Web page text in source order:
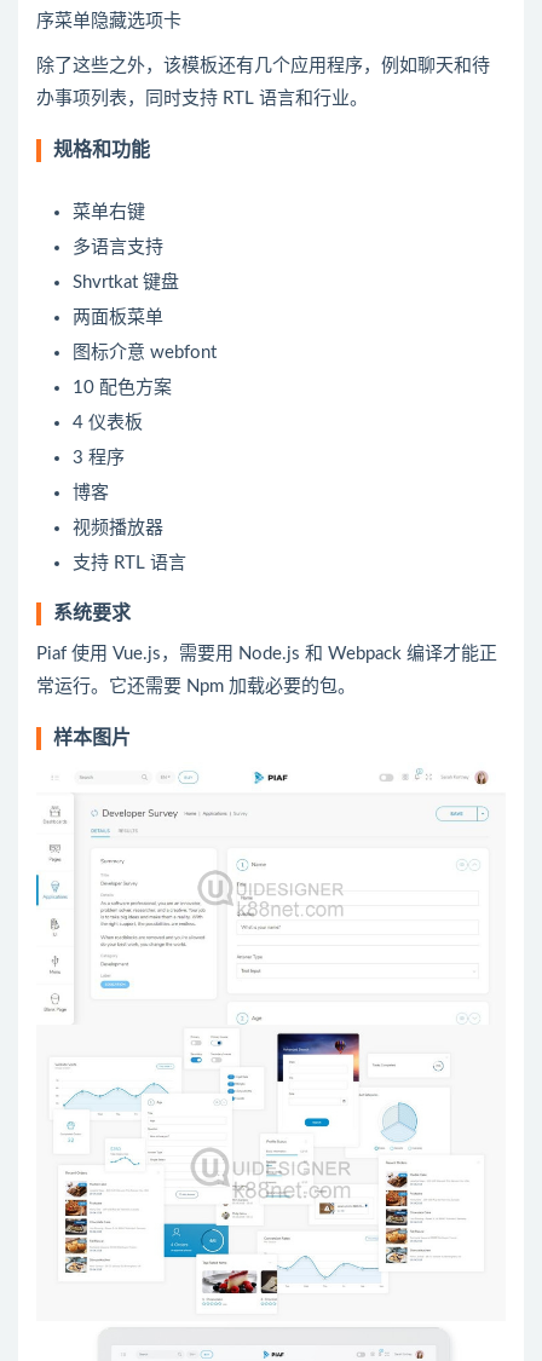
序菜单隐藏选项卡
除了这些之外，该模板还有几个应用程序，例如聊天和待
办事项列表，同时支持 RTL 语言和行业。
规格和功能
菜单右键
多语言支持
Shvrtkat 键盘
两面板菜单
图标介意 webfont
10 配色方案
4 仪表板
3 程序
博客
视频播放器
支持 RTL 语言
系统要求
Piaf 使用 Vue.js，需要用 Node.js 和 Webpack 编译才能正
常运行。它还需要 Npm 加载必要的包。
样本图片